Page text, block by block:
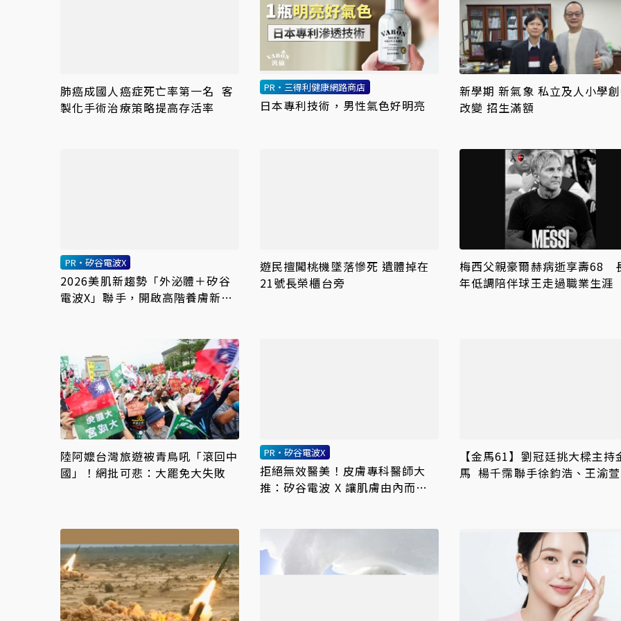
肺癌成國人癌症死亡率第一名 客
製化手術治療策略提高存活率
PR・三得利健康網路商店
日本專利技術，男性氣色好明亮
新學期 新氣象 私立及人小學
改變 招生滿額
PR・矽谷電波X
2026美肌新趨勢「外泌體＋矽谷
電波X」聯手，開啟高階養膚新世
遊民擅闖桃機墜落慘死 遺體掉在
21號長榮櫃台旁
梅西父親豪爾赫病逝享壽68
年低調陪伴球王走過職業生涯
陸阿嬤台灣旅遊被青鳥吼「滾回中
國」！網批可悲：大罷免大失敗
PR・矽谷電波X
拒絕無效醫美！皮膚專科醫師大
推：矽谷電波 X 讓肌膚由內而外
【金馬61】劉冠廷挑大樑主持
馬 楊千霈聯手徐鈞浩、王渝